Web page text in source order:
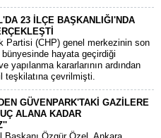
23 İLÇE BAŞKANLIĞI'NDA
Partisi (CHP) genel merkezinin son
hayata geçirdiği
yapılanma kararlarının ardından
teşkilatına çevrilmişti.
GÜVENPARK'TAKİ GAZİLERE
ALANA KADAR